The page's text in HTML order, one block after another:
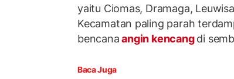
yaitu Ciomas, Dramaga,
Kecamatan paling parah
bencanaangin kencangdi
Baca Juga